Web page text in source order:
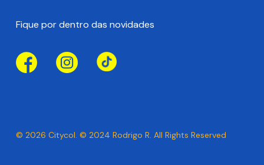
Fique por dentro das novidades
© 2026 Citycol. © 2024 Rodrigo R. All Rights Reserved